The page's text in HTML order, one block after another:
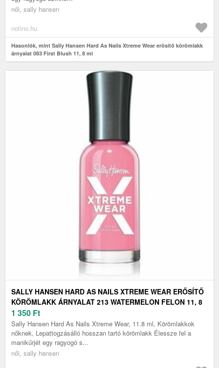
női, sally hansen
notino.hu
Hasonlók, mint Sally Hansen Hard As Nails Xtreme Wear erősítő körömlakk
árnyalat 083 First Blush 11, 8 ml
SALLY HANSEN HARD AS NAILS XTREME WEAR ERŐSÍTŐ
KÖRÖMLAKK ÁRNYALAT 213 WATERMELON FELON 11, 8
ML
1 350 Ft
Sally Hansen Hard As Nails Xtreme Wear, 11.8 ml, Körömlakkok
nőknek, Lepattogzásálló hosszan tartó körömlakk Élessze fel a
manikűrjét egy ragyogó s...
női, sally hansen